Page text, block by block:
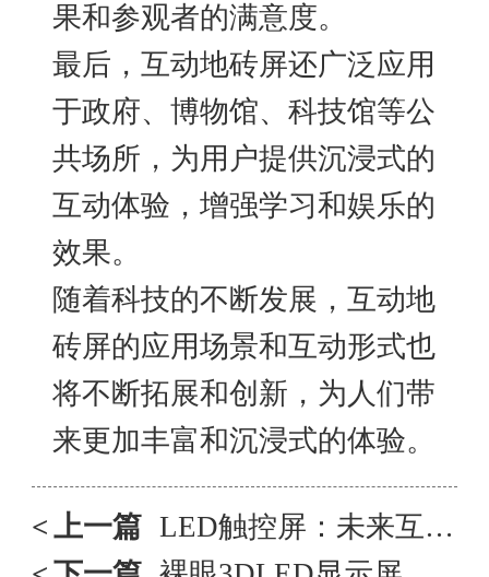
果和参观者的满意度。
最后，互动地砖屏还广泛应用
于政府、博物馆、科技馆等公
共场所，为用户提供沉浸式的
互动体验，增强学习和娱乐的
效果。
随着科技的不断发展，互动地
砖屏的应用场景和互动形式也
将不断拓展和创新，为人们带
来更加丰富和沉浸式的体验。
< 上一篇 LED触控屏：未来互动体验的引领者